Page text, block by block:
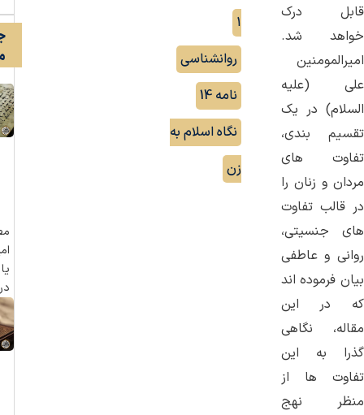
قابل درک
خواهد شد.
امیرالمومنین
علی (علیه
السلام) در یک
تقسیم بندی،
تفاوت های
مردان و زنان را
در قالب تفاوت
های جنسیتی،
روانی و عاطفی
بیان فرموده اند
که در این
مقاله، نگاهی
گذرا به این
تفاوت ها از
منظر نهج
۱
روانشناسی
نامه 14
نگاه اسلام به
زن